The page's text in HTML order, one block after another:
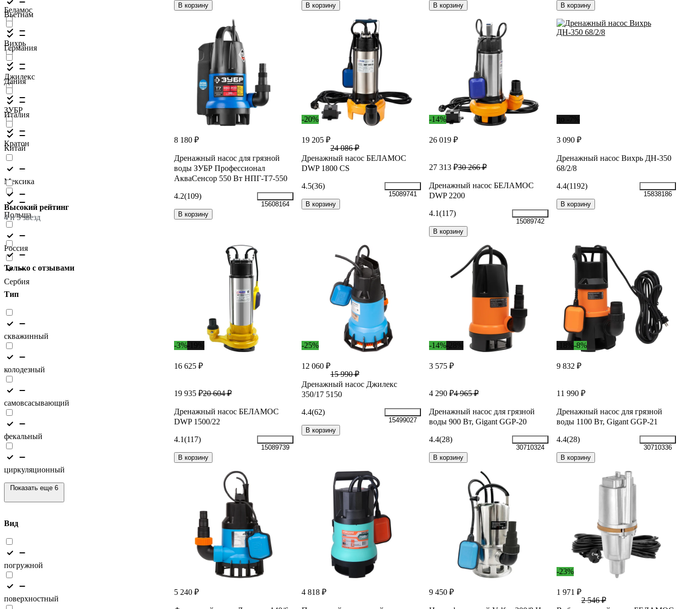
Беламос
Вихрь
Джилекс
ЗУБР
Кратон
Вьетнам
Германия
Дания
Италия
Китай
Мексика
Польша
Россия
Сербия
Высокий рейтинг
4 и 5 звезд
Только с отзывами
Тип
скважинный
колодезный
самовсасывающий
фекальный
циркуляционный
Показать еще 6
Вид
погружной
поверхностный
В корзину
В корзину
В корзину
В корзину
8 180 ₽
Дренажный насос для грязной
воды ЗУБР Профессионал
АкваСенсор 550 Вт НПГ-Т7-550
4.2(109)
15608164
В корзину
-20%
19 205 ₽
24 086 ₽
Дренажный насос БЕЛАМОС
DWP 1800 CS
4.5(36)
15089741
В корзину
-14%
26 019 ₽
27 313 ₽30 266 ₽
Дренажный насос БЕЛАМОС
DWP 2200
4.1(117)
15089742
В корзину
3 090 ₽
Дренажный насос Вихрь ДН-350
68/2/8
4.4(1192)
15838186
В корзину
-3%
16 625 ₽
19 935 ₽20 604 ₽
Дренажный насос БЕЛАМОС
DWP 1500/22
4.1(117)
15089739
В корзину
-25%
12 060 ₽
15 990 ₽
Дренажный насос Джилекс
350/17 5150
4.4(62)
15499027
В корзину
-14%
3 575 ₽
4 290 ₽4 965 ₽
Дренажный насос для грязной
воды 900 Вт, Gigant GGP-20
4.4(28)
30710324
В корзину
-8%
9 832 ₽
11 990 ₽
Дренажный насос для грязной
воды 1100 Вт, Gigant GGP-21
4.4(28)
30710336
В корзину
5 240 ₽ 4 818 ₽ 9 450 ₽
-23%
1 971 ₽
2 546 ₽